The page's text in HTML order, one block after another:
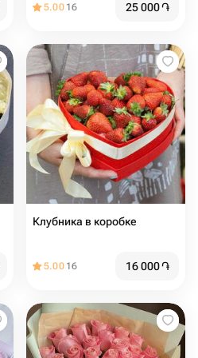
5.00 16 25 000֏
Клубника в коробке
5.00 16 16 000֏